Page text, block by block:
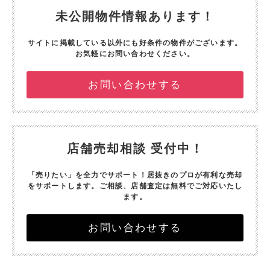
未公開物件情報あります！
サイトに掲載している以外にも好条件の物件がございます。
お気軽にお問い合わせください。
お問い合わせする
店舗売却相談 受付中！
「売りたい」を全力でサポート！ 居抜きのプロが有利な売却
をサポートします。 ご相談、店舗査定は無料でご対応いたし
ます。
お問い合わせする